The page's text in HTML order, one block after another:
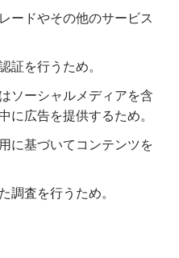
ードやその他のサービス
証を行うため。
ソーシャルメディアを含
に広告を提供するため。
に基づいてコンテンツを
調査を行うため。